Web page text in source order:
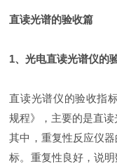
直读光谱的验收篇
1、光电直读光谱仪的
直读光谱仪的验收指
规程》，主要的是直读
其中，重复性反应仪
标。重复性良好，说